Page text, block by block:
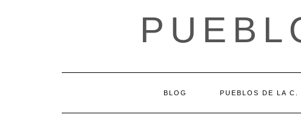
BLOG PUEBLOS DE LA C.